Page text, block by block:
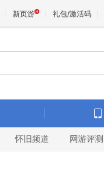
新页游 礼包/激活码
怀旧频道 网游评测